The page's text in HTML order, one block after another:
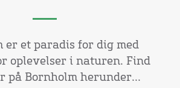
er et paradis for dig med
oplevelser i naturen. Find
på Bornholm herunder...